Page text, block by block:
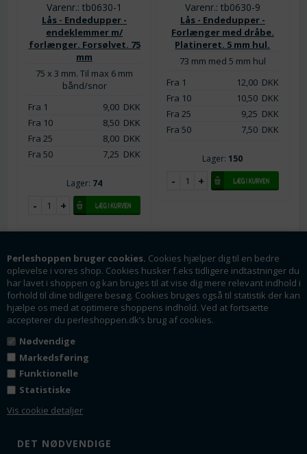
Perleshoppen bruger cookies. Cookies hjælper dig til en bedre
oplevelse i vores shop. Cookies husker f.eks tidligere indtastninger du
har lavet i shoppen og kan bruges til at vise dig mere relevant indhold i
forhold til dine tidligere besøg. Cookies bruges også til statistik der kan
hjælpe os med at optimere shoppens indhold. Ved at fortsætte
accepterer du perleshoppen.dk’s brug af cookies.
Nødvendige
Markedsføring
Funktionelle
Statistiske
Vis cookie detaljer
Varenr.: tb0630-1
Lås - Endedupper -
endeklemmer m/
forlænger. Forsølvet. 75
mm
75 x 3 mm. Til max 6 mm
bånd/snor
Fra 1
9,00DKK
Fra 10
8,50DKK
Fra 25
8,00DKK
Fra 50
7,25 DKK
Lager: 74
Varenr.: tb0630-9
Lås - Endedupper -
Forlænger med dråbe.
Platineret. 5 mm hul.
73 mm med 5 mm hul
Fra 1
12,00DKK
Fra 10
10,50DKK
Fra 25
9,25 DKK
Fra 50
7,50DKK
Lager: 150
Varenr.: tb0630-3
Lås - Endedupper -
Forlænger med dråbe.
SPAR
63%
3 mm hul
Fra 1
3,00